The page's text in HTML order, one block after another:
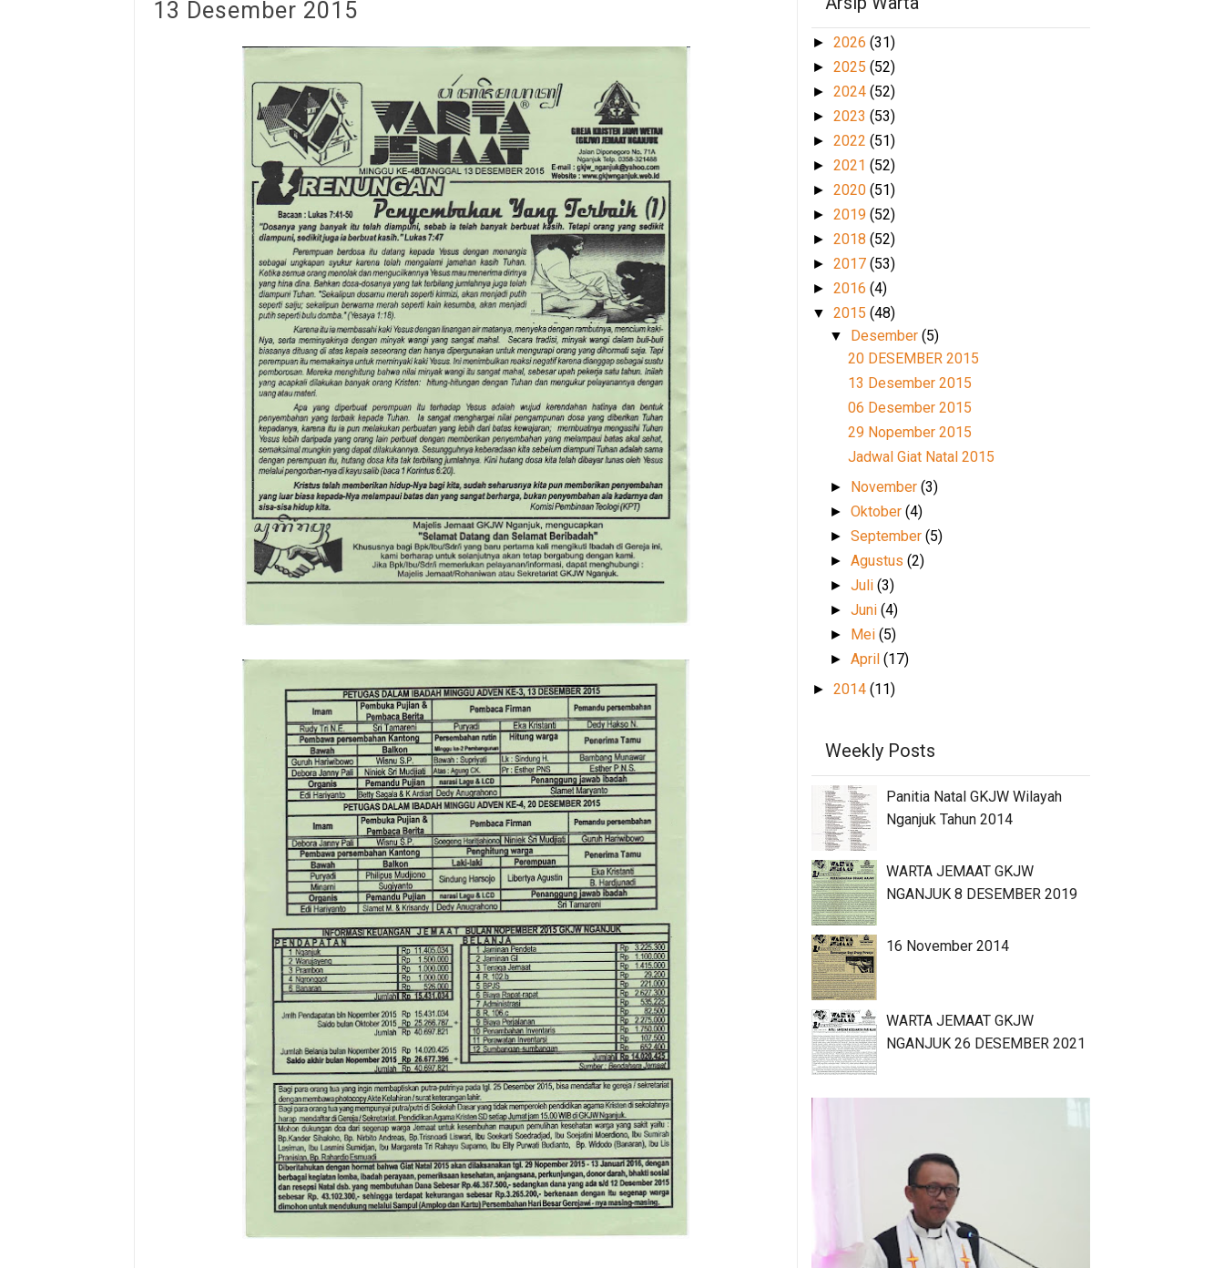
13 Desember 2015
► 2026 (31)
► 2025 (52)
► 2024 (52)
► 2023 (53)
► 2022 (51)
► 2021 (52)
► 2020 (51)
► 2019 (52)
► 2018 (52)
► 2017 (53)
► 2016 (4)
▼ 2015 (48)
▼ Desember(5)
20 DESEMBER 2015
13 Desember 2015
06 Desember 2015
29 Nopember 2015
Jadwal Giat Natal 2015
► November(3)
►Oktober(4)
►September(5)
►Agustus(2)
►Juli(3)
►Juni(4)
► Mei(5)
►April(17)
► 2014 (11)
Weekly Posts
Panitia Natal GKJW Wilayah
Nganjuk Tahun 2014
WARTA JEMAAT GKJW
NGANJUK 8 DESEMBER 2019
16 November 2014
WARTA JEMAAT GKJW
NGANJUK 26 DESEMBER 2021